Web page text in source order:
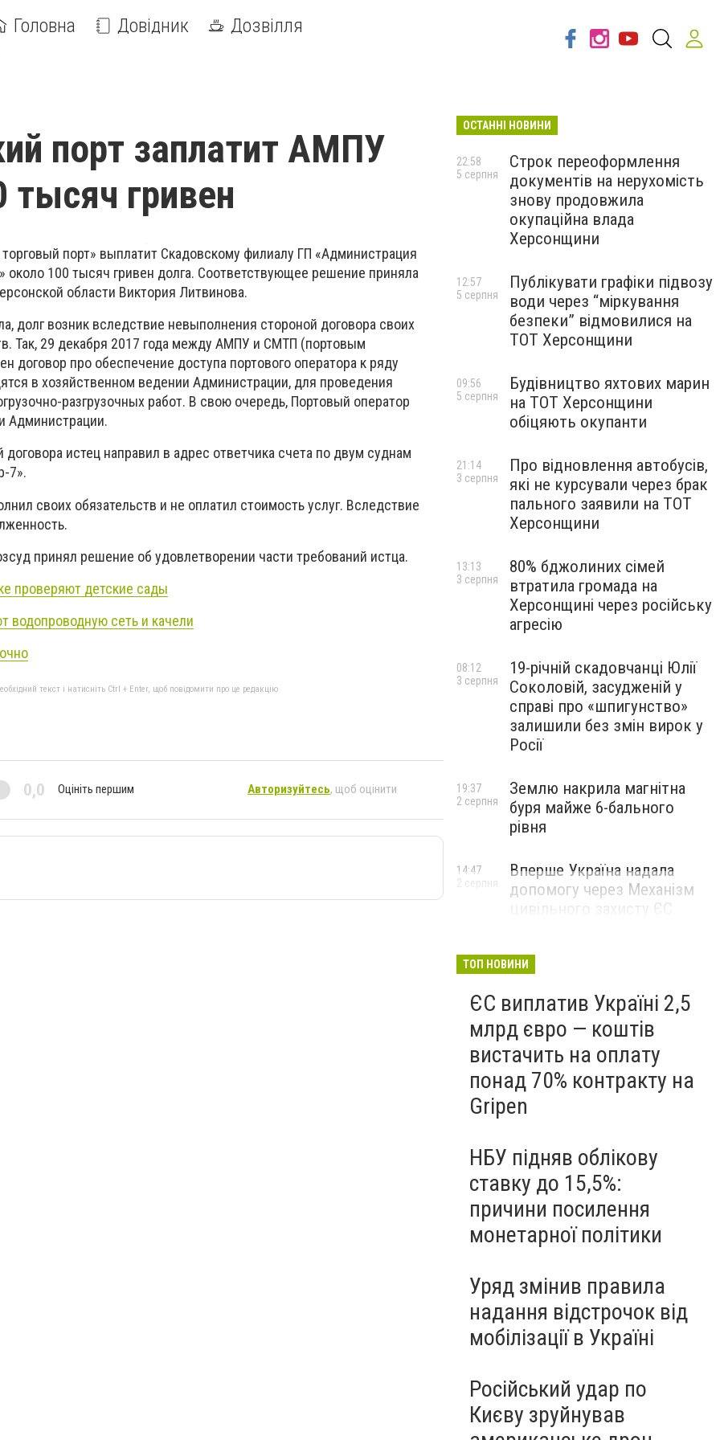
Головна Довідник Дозвілля
порт заплатит АМПУ
тысяч гривен
порт» выплатит Скадовскому филиалу ГП «Администрация
около 100 тысяч гривен долга. Соответствующее решение приняла
области Виктория Литвинова.
долг возник вследствие невыполнения стороной договора своих
Так, 29 декабря 2017 года между АМПУ и СМТП (портовым
договор про обеспечение доступа портового оператора к ряду
в хозяйственном ведении Администрации, для проведения
разгрузочных работ. В свою очередь, Портовый оператор
Администрации.
истец направил в адрес ответчика счета по двум суднам
7».
своих обязательств и не оплатил стоимость услуг. Вследствие
принял решение об удовлетворении части требований истца.
проверяют детские сады
водопроводную сеть и качели
текст і натисніть Ctrl + Enter, щоб повідомити про це редакцію
0,0 Оцініть першим Авторизуйтесь, щоб оцінити
ОСТАННІ НОВИНИ
Строк переоформлення
документів на нерухомість
знову продовжила
окупаційна влада
Херсонщини
22:58
5 серпня
Публікувати графіки підвозу
води через “міркування
безпеки” відмовилися на
ТОТ Херсонщини
12:57
5 серпня
Будівництво яхтових марин
на ТОТ Херсонщини
обіцяють окупанти
09:56
5 серпня
Про відновлення автобусів,
які не курсували через брак
пального заявили на ТОТ
Херсонщини
21:14
3 серпня
80% бджолиних сімей
втратила громада на
Херсонщині через російську
агресію
13:13
3 серпня
19-річній скадовчанці Юлії
Соколовій, засудженій у
справі про «шпигунство»
залишили без змін вирок у
Росії
08:12
3 серпня
Землю накрила магнітна
буря майже 6-бального
рівня
19:37
2 серпня
Вперше Україна надала
допомогу через Механізм
цивільного захисту ЄС
14:47
2 серпня
ТОП НОВИНИ
ЄС виплатив Україні 2,5
млрд євро — коштів
вистачить на оплату
понад 70% контракту на
Gripen
НБУ підняв облікову
ставку до 15,5%:
причини посилення
монетарної політики
Уряд змінив правила
надання відстрочок від
мобілізації в Україні
Російський удар по
Києву зруйнував